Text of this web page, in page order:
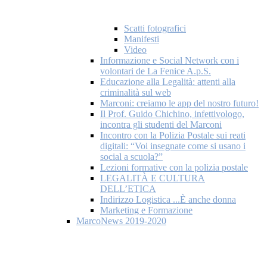
Scatti fotografici
Manifesti
Video
Informazione e Social Network con i
volontari de La Fenice A.p.S.
Educazione alla Legalità: attenti alla
criminalità sul web
Marconi: creiamo le app del nostro futuro!
Il Prof. Guido Chichino, infettivologo,
incontra gli studenti del Marconi
Incontro con la Polizia Postale sui reati
digitali: “Voi insegnate come si usano i
social a scuola?”
Lezioni formative con la polizia postale
LEGALITÀ E CULTURA
DELL’ETICA
Indirizzo Logistica ...È anche donna
Marketing e Formazione
MarcoNews 2019-2020